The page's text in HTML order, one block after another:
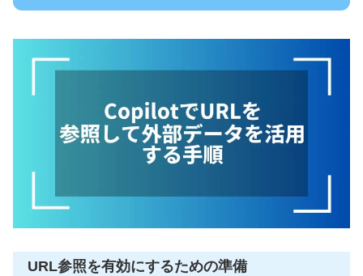
URL参照を有効にするための準備